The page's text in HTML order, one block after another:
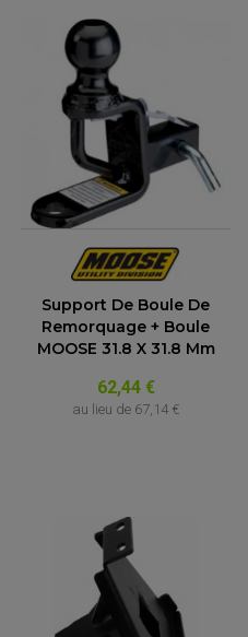
Support De Boule De
Remorquage + Boule
MOOSE 31.8 X 31.8 Mm
62,44 €
au lieu de 67,14 €